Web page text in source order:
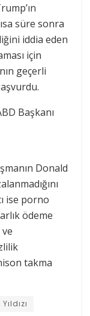
süre sonra
iddia eden
için
geçerli
Donald
ise porno
ödeme
takma